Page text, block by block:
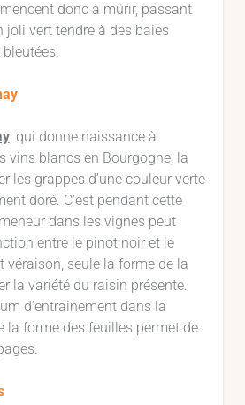
donc à mûrir, passant
joli vert tendre à des baies
, qui donne naissance à
vins blancs en Bourgogne, la
les grappes d’une couleur verte
doré. C’est pendant cette
dans les vignes peut
entre le pinot noir et le
véraison, seule la forme de la
la variété du raisin présente.
d’entrainement dans la
la forme des feuilles permet de